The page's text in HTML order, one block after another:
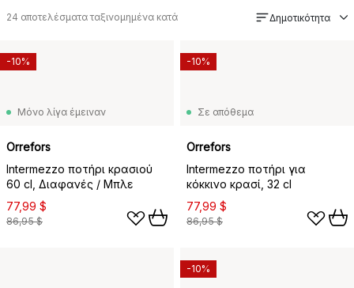
24 αποτελέσματα ταξινομημένα κατά Δημοτικότητα
Μόνο λίγα έμειναν
Orrefors
Intermezzo ποτήρι κρασιού
60 cl, Διαφανές / Μπλε
77,99 $
86,95 $
-10%
Σε απόθεμα
Orrefors
Intermezzo ποτήρι για
κόκκινο κρασί, 32 cl
77,99 $
86,95 $
-10%
-10%